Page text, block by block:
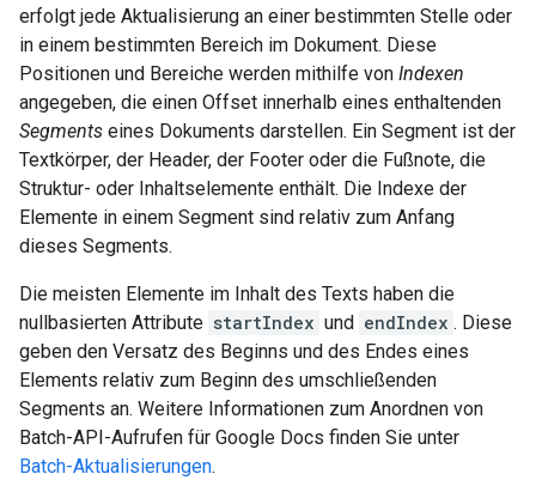
erfolgt jede Aktualisierung an einer bestimmten Stelle oder
in einem bestimmten Bereich im Dokument. Diese
Positionen und Bereiche werden mithilfe von Indexen
angegeben, die einen Offset innerhalb eines enthaltenden
Segments eines Dokuments darstellen. Ein Segment ist der
Textkörper, der Header, der Footer oder die Fußnote, die
Struktur- oder Inhaltselemente enthält. Die Indexe der
Elemente in einem Segment sind relativ zum Anfang
dieses Segments.
Die meisten Elemente im Inhalt des Texts haben die
nullbasierten Attribute startIndex und endIndex . Diese
geben den Versatz des Beginns und des Endes eines
Elements relativ zum Beginn des umschließenden
Segments an. Weitere Informationen zum Anordnen von
Batch-API-Aufrufen für Google Docs finden Sie unter
Batch-Aktualisierungen.